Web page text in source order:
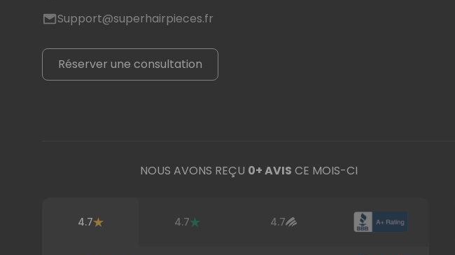
NOUS AVONS REÇU 0+ AVIS CE MOIS-CI
4.7 4.7 4.7
Support@superhairpieces.fr
Réserver une consultation